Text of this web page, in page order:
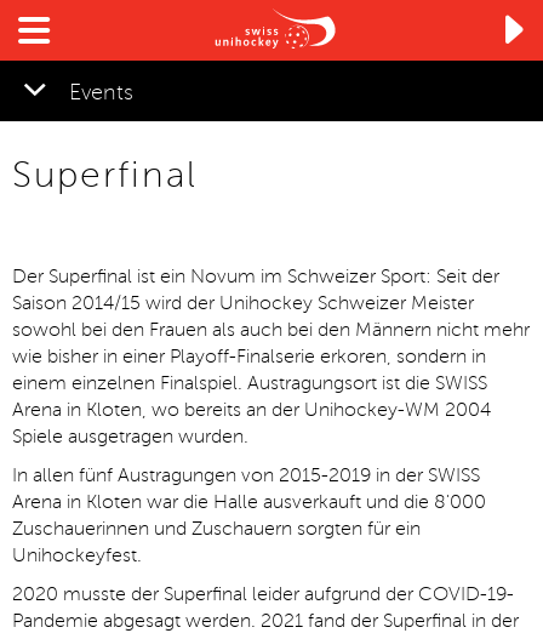

Events
Superfinal
Der Superfinal ist ein Novum im Schweizer Sport: Seit der
Saison 2014/15 wird der Unihockey Schweizer Meister
sowohl bei den Frauen als auch bei den Männern nicht mehr
wie bisher in einer Playoff-Finalserie erkoren, sondern in
einem einzelnen Finalspiel. Austragungsort ist die SWISS
Arena in Kloten, wo bereits an der Unihockey-WM 2004
Spiele ausgetragen wurden.
In allen fünf Austragungen von 2015-2019 in der SWISS
Arena in Kloten war die Halle ausverkauft und die 8'000
Zuschauerinnen und Zuschauern sorgten für ein
Unihockeyfest.
2020 musste der Superfinal leider aufgrund der COVID-19-
Pandemie abgesagt werden. 2021 fand der Superfinal in der